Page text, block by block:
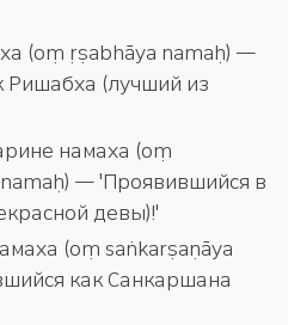
(oṃ ṛṣabhāya namaḥ) —
Ришабха (лучший из
намаха (oṃ
— 'Проявившийся в
девы)!'
(oṃ saṅkarṣaṇāya
как Санкаршана